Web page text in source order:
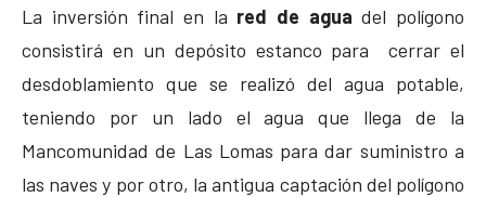
La inversión final en la red de agua del polígono
consistirá en un depósito estanco para cerrar el
desdoblamiento que se realizó del agua potable,
teniendo por un lado el agua que llega de la
Mancomunidad de Las Lomas para dar suministro a
las naves y por otro, la antigua captación del polígono